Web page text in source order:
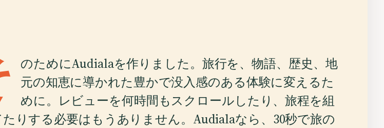
のためにAudialaを作りました。旅行を、物語、歴史、地
元の知恵に導かれた豊かで没入感のある体験に変えるた
めに。レビューを何時間もスクロールしたり、旅程を組
りする必要はもうありません。Audialaなら、30秒で旅の